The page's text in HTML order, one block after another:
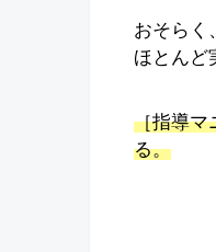
おそらく
ほとんど
［指導マ
る。